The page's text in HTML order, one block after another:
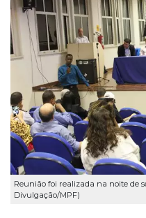
Reunião foi realizada na noite de
Divulgação/MPF)